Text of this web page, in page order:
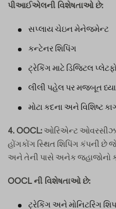
પીઆઈએલની વિશેષતાઓ છે:
સપ્લાય ચેઇન મેનેજમેન્ટ
કન્ટેનર શિપિંગ
ટ્રેકિંગ માટે ડિજિટલ
લીલી પહેલ પર મજબૂત
મોટા કદના અને વિશિષ્ટ
4. OOCL: ઓરિએન્ટ ઓવરસીઝ
હોંગકોંગ સ્થિત શિપિંગ કંપની છે જે
અને તેની પાસે અનેક જહાજોનો
OOCL ની વિશેષતાઓ છે:
ટ્રેકિંગ અને મોનિટરિંગ